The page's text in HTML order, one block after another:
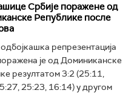
Србије поражене од
Републике после
репрезентација
је од Доминиканске
резултатом 3:2 (25:11,
25:23, 16:14) у другом